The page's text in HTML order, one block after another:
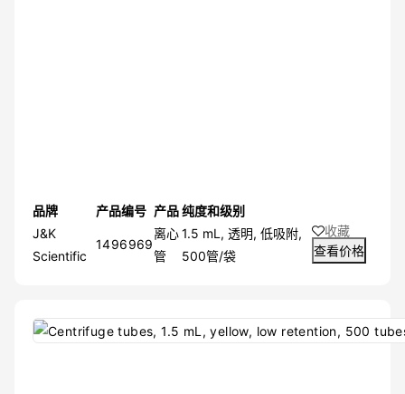
品牌 产品编号 产品纯度和级别
J&K
Scientific
1496969
离心
管
1.5 mL, 透明, 低吸附,
500管/袋
收藏
查看价格